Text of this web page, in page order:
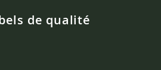
de qualité